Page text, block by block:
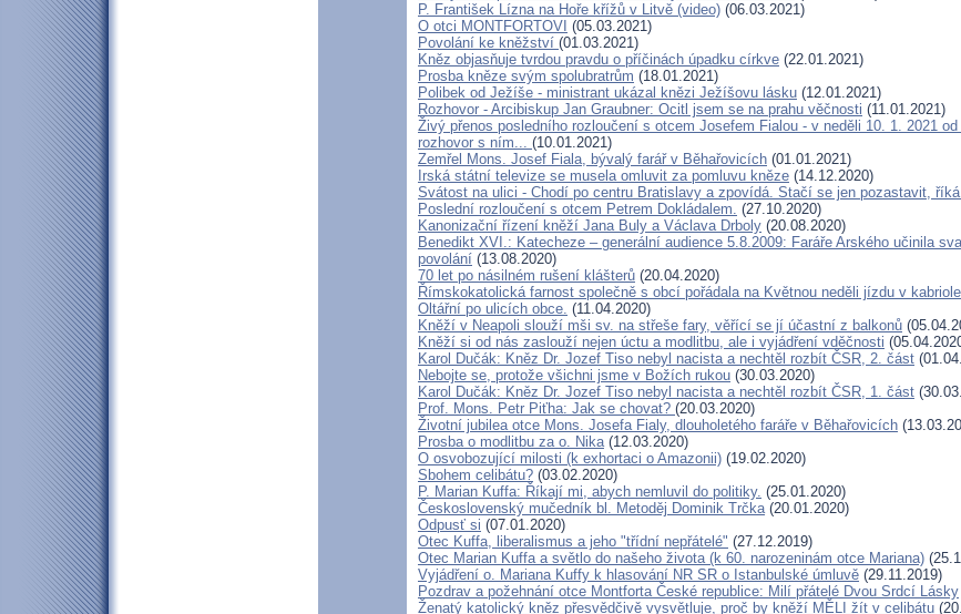
P. František Lízna na Hoře křížů v Litvě (video) (06.03.2021)
O otci MONTFORTOVI (05.03.2021)
Povolání ke kněžství (01.03.2021)
Kněz objasňuje tvrdou pravdu o příčinách úpadku církve (22.01.2021)
Prosba kněze svým spolubratrům (18.01.2021)
Polibek od Ježíše - ministrant ukázal knězi Ježíšovu lásku (12.01.2021)
Rozhovor - Arcibiskup Jan Graubner: Ocitl jsem se na prahu věčnosti (11.01.2021)
Živý přenos posledního rozloučení s otcem Josefem Fialou - v neděli 10. 1. 2021
rozhovor s ním... (10.01.2021)
Zemřel Mons. Josef Fiala, bývalý farář v Běhařovicích (01.01.2021)
Irská státní televize se musela omluvit za pomluvu kněze (14.12.2020)
Svátost na ulici - Chodí po centru Bratislavy a zpovídá. Stačí se jen pozastavit,
Poslední rozloučení s otcem Petrem Dokládalem. (27.10.2020)
Kanonizační řízení kněží Jana Buly a Václava Drboly (20.08.2020)
Benedikt XVI.: Katecheze – generální audience 5.8.2009: Faráře Arského učinila
povolání (13.08.2020)
70 let po násilném rušení klášterů (20.04.2020)
Římskokatolická farnost společně s obcí pořádala na Květnou neděli jízdu v
Oltářní po ulicích obce. (11.04.2020)
Kněží v Neapoli slouží mši sv. na střeše fary, věřící se jí účastní z balkonů
Kněží si od nás zaslouží nejen úctu a modlitbu, ale i vyjádření vděčnosti
Karol Dučák: Kněz Dr. Jozef Tiso nebyl nacista a nechtěl rozbít ČSR, 2. část
Nebojte se, protože všichni jsme v Božích rukou (30.03.2020)
Karol Dučák: Kněz Dr. Jozef Tiso nebyl nacista a nechtěl rozbít ČSR, 1. část
Prof. Mons. Petr Piťha: Jak se chovat? (20.03.2020)
Životní jubilea otce Mons. Josefa Fialy, dlouholetého faráře v Běhařovicích
Prosba o modlitbu za o. Nika(12.03.2020)
O osvobozující milosti (k exhortaci o Amazonii) (19.02.2020)
Sbohem celibátu? (03.02.2020)
P. Marian Kuffa: Říkají mi, abych nemluvil do politiky. (25.01.2020)
Československý mučedník bl. Metoděj Dominik Trčka(20.01.2020)
Odpusť si (07.01.2020)
Otec Kuffa, liberalismus a jeho "třídní nepřátelé" (27.12.2019)
Otec Marian Kuffa a světlo do našeho života (k 60. narozeninám otce Mariana)
Vyjádření o. Mariana Kuffy k hlasování NR SR o Istanbulské úmluvě (29.11.2019)
Pozdrav a požehnání otce Montforta České republice: Milí přátelé Dvou Srdcí Lásky
Ženatý katolický kněz přesvědčivě vysvětluje, proč by kněží MĚLI žít v celibátu